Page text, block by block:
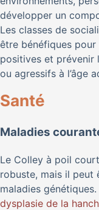
développer un
Les classes de
être bénéfiques
positives et prévenir
ou agressifs à l’âge
Santé
Maladies
Le Colley à poil
robuste, mais il peut
maladies
dysplasie de la